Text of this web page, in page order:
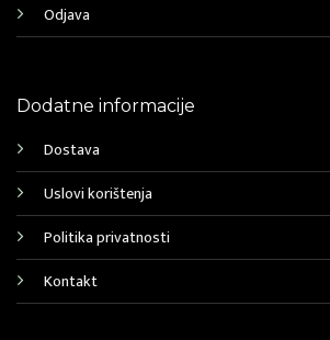
Odjava
Dodatne informacije
Dostava
Uslovi korištenja
Politika privatnosti
Kontakt